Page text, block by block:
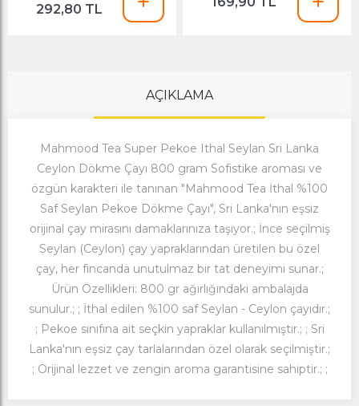
292,80 TL
AÇIKLAMA
Mahmood Tea Super Pekoe Ithal Seylan Sri Lanka
Ceylon Dökme Çayı 800 gram Sofistike aroması ve
özgün karakteri ile tanınan "Mahmood Tea İthal %100
Saf Seylan Pekoe Dökme Çayı", Sri Lanka'nın eşsiz
orijinal çay mirasını damaklarınıza taşıyor.; İnce seçilmiş
Seylan (Ceylon) çay yapraklarından üretilen bu özel
çay, her fincanda unutulmaz bir tat deneyimi sunar.;
Ürün Özellikleri: 800 gr ağırlığındaki ambalajda
sunulur.; ; İthal edilen %100 saf Seylan - Ceylon çayıdır.;
; Pekoe sınıfına ait seçkin yapraklar kullanılmıştır.; ; Sri
Lanka'nın eşsiz çay tarlalarından özel olarak seçilmiştir.;
; Orijinal lezzet ve zengin aroma garantisine sahiptir.; ;